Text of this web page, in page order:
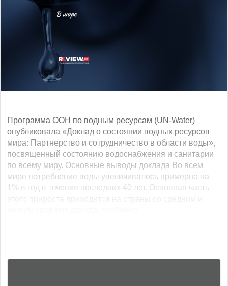
Программа ООН по водным ресурсам (UN-Water)
опубликовала «Доклад о состоянии водных ресурсов
мира: Партнерство и сотрудничество в области воды»,
посвященный состоянию водоснабжения и санитарии
по всему миру. Основные выводы доклада Во всем
мире потребление воды увеличивалось примерно на
1% в год в течение последних 40 лет. Основная часть